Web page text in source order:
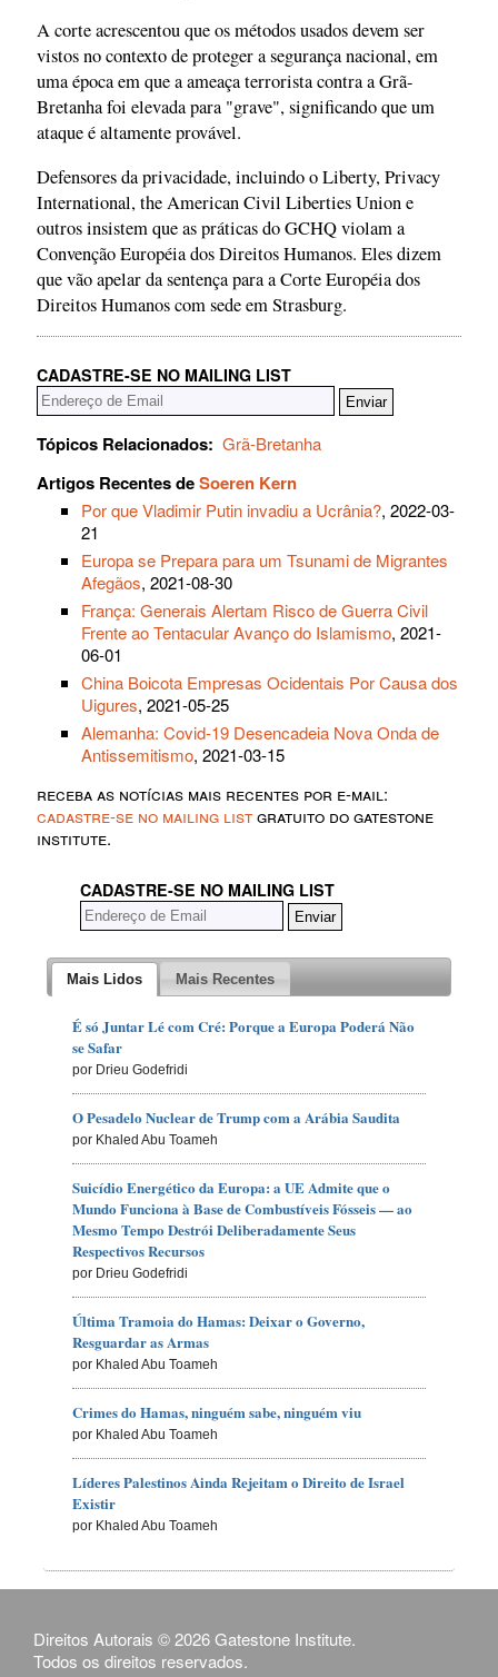
A corte acrescentou que os métodos usados devem ser
vistos no contexto de proteger a segurança nacional, em
uma época em que a ameaça terrorista contra a Grã-
Bretanha foi elevada para "grave", significando que um
ataque é altamente provável.
Defensores da privacidade, incluindo o Liberty, Privacy
International, the American Civil Liberties Union e
outros insistem que as práticas do GCHQ violam a
Convenção Européia dos Direitos Humanos. Eles dizem
que vão apelar da sentença para a Corte Européia dos
Direitos Humanos com sede em Strasburg.
CADASTRE-SE NO MAILING LIST
Tópicos Relacionados: Grã-Bretanha
Artigos Recentes deSoeren Kern
Por que Vladimir Putin invadiu a Ucrânia?, 2022-03-
21
Europa se Prepara para um Tsunami de Migrantes
Afegãos, 2021-08-30
França: Generais Alertam Risco de Guerra Civil
Frente ao Tentacular Avanço do Islamismo, 2021-
06-01
China Boicota Empresas Ocidentais Por Causa dos
Uigures, 2021-05-25
Alemanha: Covid-19 Desencadeia Nova Onda de
Antissemitismo, 2021-03-15
receba as notícias mais recentes por e-mail:
cadastre-se no mailing listgratuito do gatestone
institute.
CADASTRE-SE NO MAILING LIST
Mais Lidos Mais Recentes
É só Juntar Lé com Cré: Porque a Europa Poderá Não
se Safar
por Drieu Godefridi
O Pesadelo Nuclear de Trump com a Arábia Saudita
por Khaled Abu Toameh
Suicídio Energético da Europa: a UE Admite que o
Mundo Funciona à Base de Combustíveis Fósseis — ao
Mesmo Tempo Destrói Deliberadamente Seus
Respectivos Recursos
por Drieu Godefridi
Última Tramoia do Hamas: Deixar o Governo,
Resguardar as Armas
por Khaled Abu Toameh
Crimes do Hamas, ninguém sabe, ninguém viu
por Khaled Abu Toameh
Líderes Palestinos Ainda Rejeitam o Direito de Israel
Existir
por Khaled Abu Toameh
Direitos Autorais © 2026 Gatestone Institute.
Todos os direitos reservados.